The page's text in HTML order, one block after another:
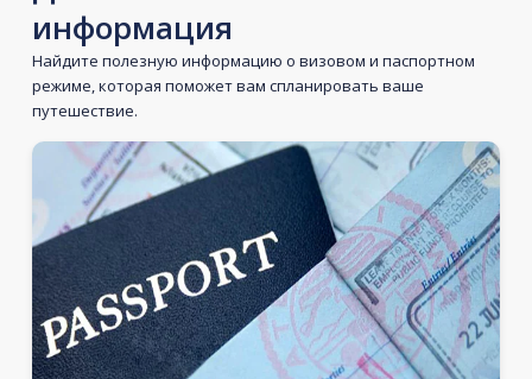
информация
Найдите полезную информацию о визовом и паспортном
режиме, которая поможет вам спланировать ваше
путешествие.